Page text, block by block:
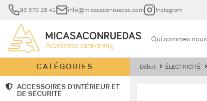
93 570 28 41 info@micasaconruedas.com Instagram
Qui sommes nous
CATÉGORIES
ACCESSOIRES D'INTÉRIEUR ET
DE SÉCURITÉ
Début ÉLECTRICITÉ